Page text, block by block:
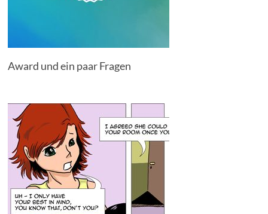
Award und ein paar Fragen